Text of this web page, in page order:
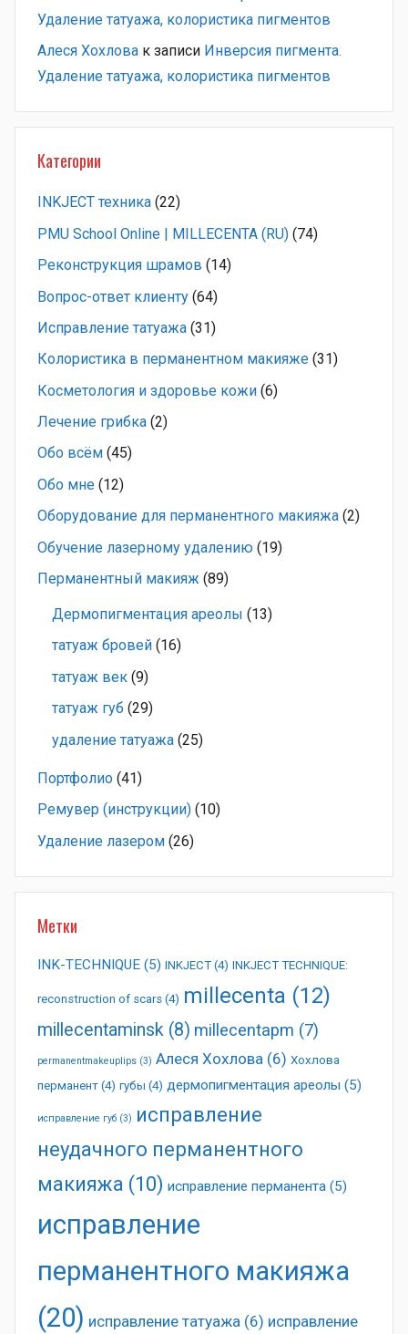
Удаление татуажа, колористика пигментов
Алеся Хохлова к записи Инверсия пигмента.
Удаление татуажа, колористика пигментов
Категории
INKJECT техника (22)
PMU School Online | MILLECENTA (RU) (74)
Pеконструкция шрамов (14)
Вопрос-ответ клиенту (64)
Исправление татуажа (31)
Колористика в перманентном макияже (31)
Косметология и здоровье кожи (6)
Лечение грибка (2)
Обо всём (45)
Обо мне (12)
Оборудование для перманентного макияжа (2)
Обучение лазерному удалению (19)
Перманентный макияж (89)
Дермопигментация ареолы (13)
татуаж бровей (16)
татуаж век (9)
татуаж губ (29)
удаление татуажа (25)
Портфолио (41)
Ремувер (инструкции) (10)
Удаление лазером (26)
Метки
INK-TECHNIQUE (5) INKJECT (4) INKJECT TECHNIQUE:
reconstruction of scars (4) millecenta (12)
millecentaminsk (8) millecentapm (7)
permanentmakeuplips (3) Алеся Хохлова (6) Хохлова
перманент (4) губы (4) дермопигментация ареолы (5)
исправление губ (3) исправление
неудачного перманентного
макияжа (10) исправление перманента (5)
исправление
перманентного макияжа
(20) исправление татуажа (6) исправление